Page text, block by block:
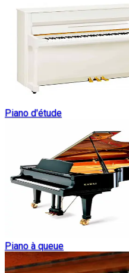
Piano d'étude
Piano à queue